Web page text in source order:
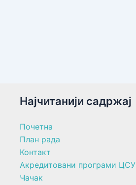
Најчитанији садржај
Почетна
План рада
Контакт
Акредитовани програми ЦСУ
Чачак